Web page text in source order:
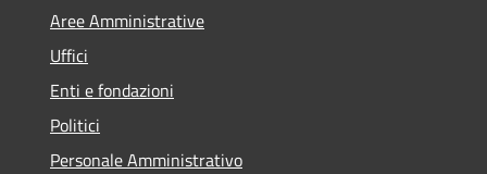
Aree Amministrative
Uffici
Enti e fondazioni
Politici
Personale Amministrativo